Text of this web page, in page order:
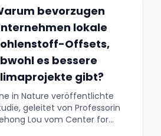
bevorzugen
lokale
Offsets,
es bessere
gibt?
in Nature veröffentlichte
geleitet von Professorin
Lou vom Center for